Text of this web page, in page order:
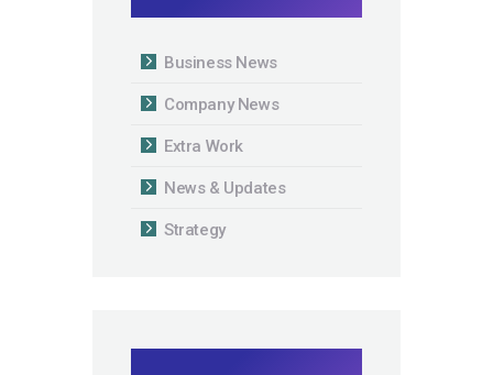
Business News
Company News
Extra Work
News & Updates
Strategy